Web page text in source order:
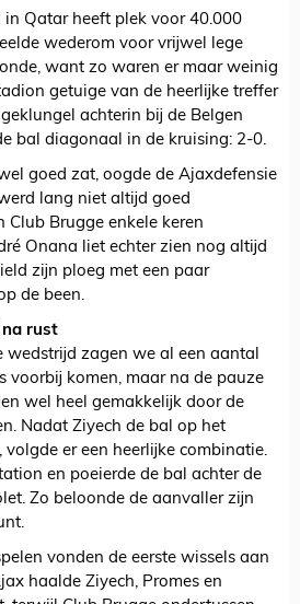
in Qatar heeft plek voor 40.000
wederom voor vrijwel lege
want zo waren er maar weinig
getuige van de heerlijke treffer
achterin bij de Belgen
bal diagonaal in de kruising: 2-0.
goed zat, oogde de Ajaxdefensie
lang niet altijd goed
Club Brugge enkele keren
Onana liet echter zien nog altijd
zijn ploeg met een paar
de been.
rust
wedstrijd zagen we al een aantal
voorbij komen, maar na de pauze
wel heel gemakkelijk door de
Nadat Ziyech de bal op het
volgde er een heerlijke combinatie.
en poeierde de bal achter de
Zo beloonde de aanvaller zijn
vonden de eerste wissels aan
haalde Ziyech, Promes en